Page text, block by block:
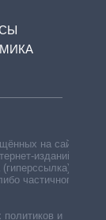
на сайте,
изданий —
частичного
и